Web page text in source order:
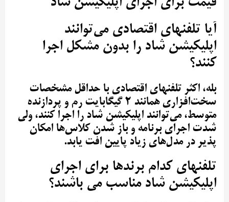
قیمت برای اجرای اپلیکیشن شاد
آیا تلفنهای اقتصادی می‌توانند
اپلیکیشن شاد را بدون مشکل اجرا
کنند؟
بله، اکثر تلفنهای اقتصادی با حداقل مشخصات
سخت‌افزاری همانند ۲ گیگابایت رم و پردازنده
متوسط، می‌توانند اپلیکیشن شاد را اجرا کنند، ولی
شدت اجرای برنامه و باز شدن کلاس‌ها امکان
پذیر در مدل‌های زیاد پایین افت یابد.
تلفنهای کدام برندها برای اجرای
اپلیکیشن شاد مناسب می باشند؟